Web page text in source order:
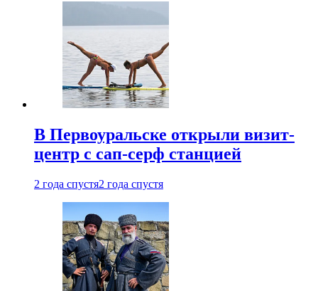
В Первоуральске открыли визит-
центр с сап-серф станцией
2 года спустя2 года спустя